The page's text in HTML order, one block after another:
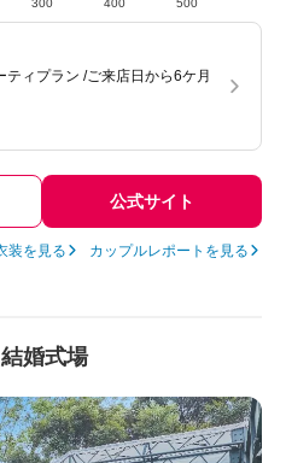
ティプラン /ご来店日から6ケ月
公式サイト
装を見る カップルレポートを見る
婚式場